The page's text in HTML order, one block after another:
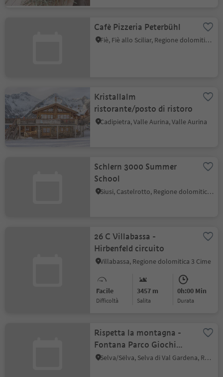
Cafè Pizzeria Peterbühl
Fiè, Fiè allo Sciliar, Regione dolomitica Alpe di Siusi
Kristallalm
ristorante/posto di ristoro
Cadipietra, Valle Aurina, Valle Aurina
Schlern 3000 Summer
School
Siusi, Castelrotto, Regione dolomitica Alpe di Siusi
26 C Villabassa -
Hirbenfeld circuito
Villabassa, Regione dolomitica 3 Cime
Facile
Difficoltà
3457 m
Salita
0h:00 Min
durata
Rispetta la montagna -
Fontana Parco Giochi
Stadio del ghiaccio Selva
Selva/Sëlva, Selva di Val Gardena, Regione dolomitica Val Gardena